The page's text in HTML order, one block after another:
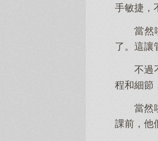
手敏捷，
當然
了。這讓
不過
程和細節
當然
課前，他